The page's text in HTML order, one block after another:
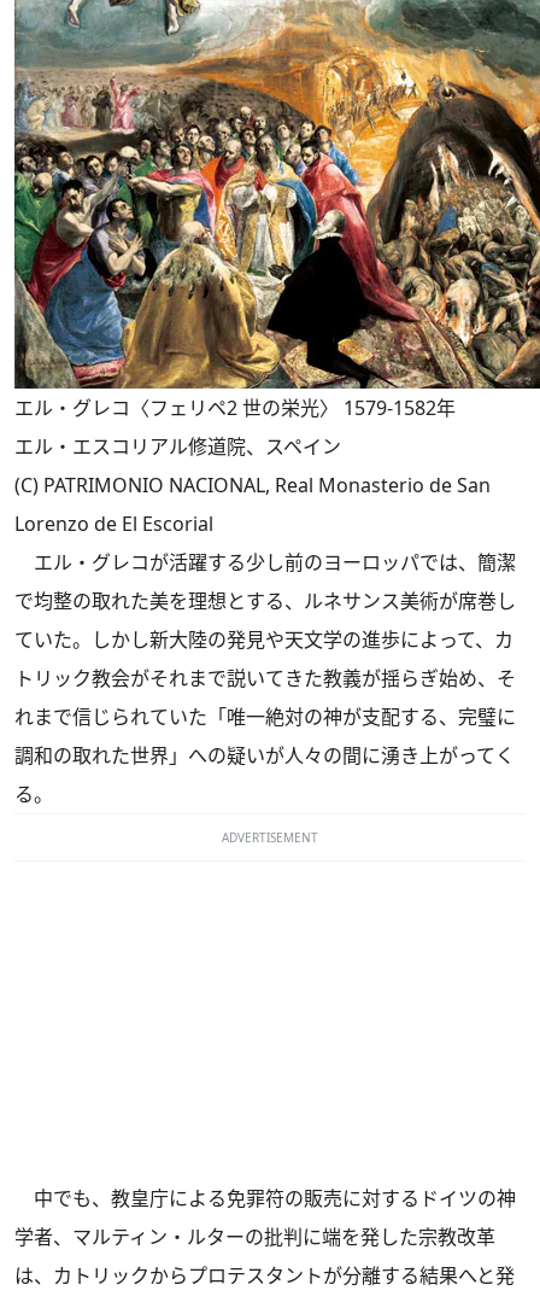
エル・グレコ〈フェリペ2 世の栄光〉 1579-1582年
エル・エスコリアル修道院、スペイン
(C) PATRIMONIO NACIONAL, Real Monasterio de San
Lorenzo de El Escorial
エル・グレコが活躍する少し前のヨーロッパでは、簡潔
で均整の取れた美を理想とする、ルネサンス美術が席巻し
ていた。しかし新大陸の発見や天文学の進歩によって、カ
トリック教会がそれまで説いてきた教義が揺らぎ始め、そ
れまで信じられていた「唯一絶対の神が支配する、完璧に
調和の取れた世界」への疑いが人々の間に湧き上がってく
る。
ADVERTISEMENT
中でも、教皇庁による免罪符の販売に対するドイツの神
学者、マルティン・ルターの批判に端を発した宗教改革
は、カトリックからプロテスタントが分離する結果へと発